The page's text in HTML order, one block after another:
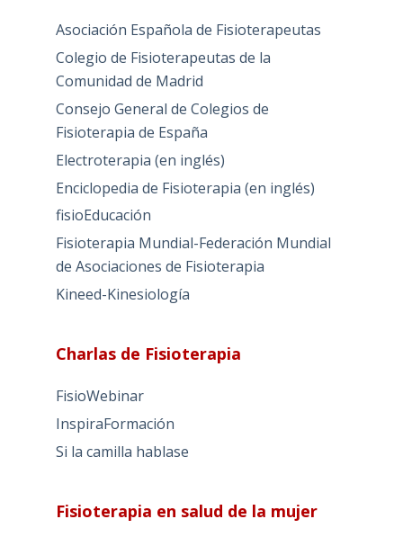
Asociación Española de Fisioterapeutas
Colegio de Fisioterapeutas de la
Comunidad de Madrid
Consejo General de Colegios de
Fisioterapia de España
Electroterapia (en inglés)
Enciclopedia de Fisioterapia (en inglés)
fisioEducación
Fisioterapia Mundial-Federación Mundial
de Asociaciones de Fisioterapia
Kineed-Kinesiología
Charlas de Fisioterapia
FisioWebinar
InspiraFormación
Si la camilla hablase
Fisioterapia en salud de la mujer